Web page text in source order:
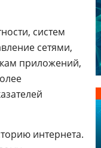
систем
сетями,
приложений,
интернета.